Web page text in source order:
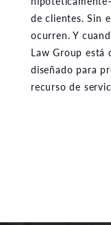
ocurren. Y
Law Group está
diseñado para
recurso de